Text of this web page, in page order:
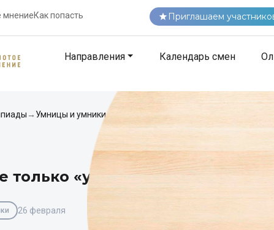
мнениеКак попасть Приглашаем
Направления Календарь смен
→ Умницы и умники→
только «умницам»!
26 февраля